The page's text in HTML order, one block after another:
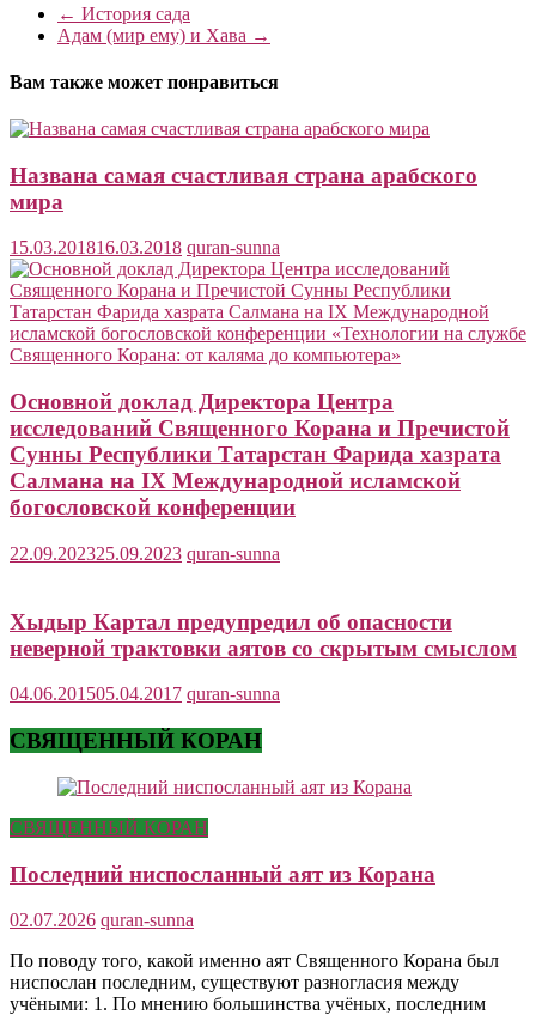
← История сада
Адам (мир ему) и Хава →
Вам также может понравиться
Названа самая счастливая страна арабского
мира
15.03.201816.03.2018 quran-sunna
Основной доклад Директора Центра
исследований Священного Корана и Пречистой
Сунны Республики Татарстан Фарида хазрата
Салмана на IX Международной исламской
богословской конференции
22.09.202325.09.2023 quran-sunna
Хыдыр Картал предупредил об опасности
неверной трактовки аятов со скрытым смыслом
04.06.201505.04.2017 quran-sunna
СВЯЩЕННЫЙ КОРАН
СВЯЩЕННЫЙ КОРАН
Последний ниспосланный аят из Корана
02.07.2026 quran-sunna
По поводу того, какой именно аят Священного Корана был
ниспослан последним, существуют разногласия между
учёными: 1. По мнению большинства учёных, последним